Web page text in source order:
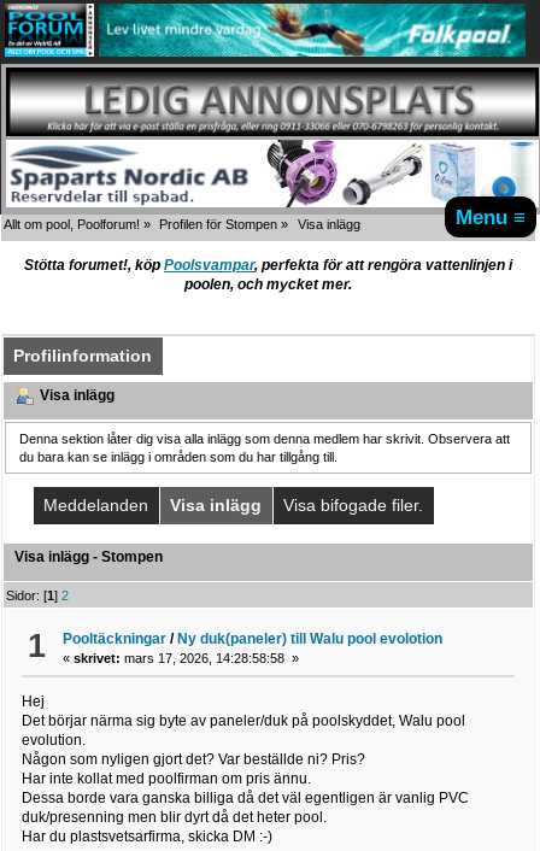
Menu ≡
Allt om pool, Poolforum! » Profilen för Stompen » Visa inlägg
Stötta forumet!, köp Poolsvampar, perfekta för att rengöra vattenlinjen i
poolen, och mycket mer.
Profilinformation
Visa inlägg
Denna sektion låter dig visa alla inlägg som denna medlem har skrivit. Observera att
du bara kan se inlägg i områden som du har tillgång till.
Meddelanden Visa inlägg Visa bifogade filer.
Visa inlägg - Stompen
Sidor: [1]2
1 Pooltäckningar / Ny duk(paneler) till Walu pool evolotion
«skrivet: mars 17, 2026, 14:28:58:58 »
Hej
Det börjar närma sig byte av paneler/duk på poolskyddet, Walu pool
evolution.
Någon som nyligen gjort det? Var beställde ni? Pris?
Har inte kollat med poolfirman om pris ännu.
Dessa borde vara ganska billiga då det väl egentligen är vanlig PVC
duk/presenning men blir dyrt då det heter pool.
Har du plastsvetsarfirma, skicka DM :-)